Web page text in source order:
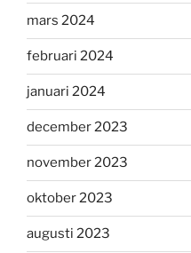
mars 2024
februari 2024
januari 2024
december 2023
november 2023
oktober 2023
augusti 2023